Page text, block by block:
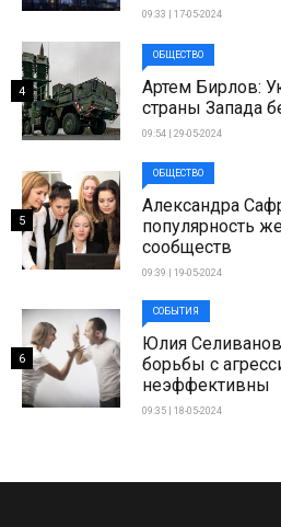
09:33 | 17-05-2024
ОБЩЕСТВО
Артем Бирлов:
страны Запада
09:54 | 29-05-2024
4
ОБЩЕСТВО
Александра
популярность
сообществ
09:39 | 19-05-2024
5
СОБЫТИЯ
Юлия
борьбы с
неэффективны
09:35 | 18-05-2024
6